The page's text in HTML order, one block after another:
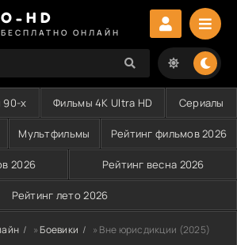
HD
ОНЛАЙН
90-х Фильмы 4K Ultra HD Сериалы
Мультфильмы Рейтинг фильмов 2026
2026 Рейтинг весна 2026
Рейтинг лето 2026
»Боевики » Вне юрисдикции (2025)